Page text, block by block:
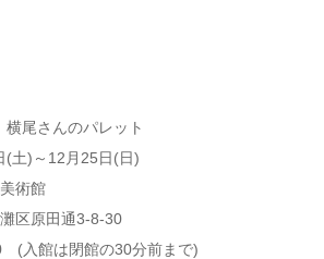
尾さんのパレット
(土)～12月25日(日)
術館
区原田通3-8-30
(入館は閉館の30分前まで)